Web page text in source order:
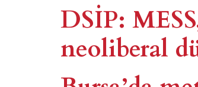
DSİP:
neoliberal